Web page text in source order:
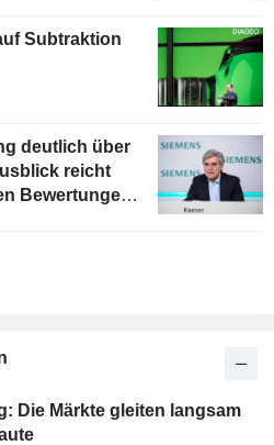
Subtraktion
deutlich über
reicht
Bewertungen
Die Märkte gleiten langsam